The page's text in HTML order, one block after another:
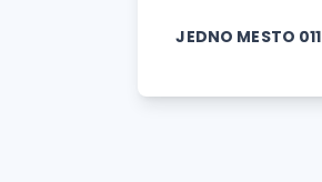
JEDNO MESTO 011